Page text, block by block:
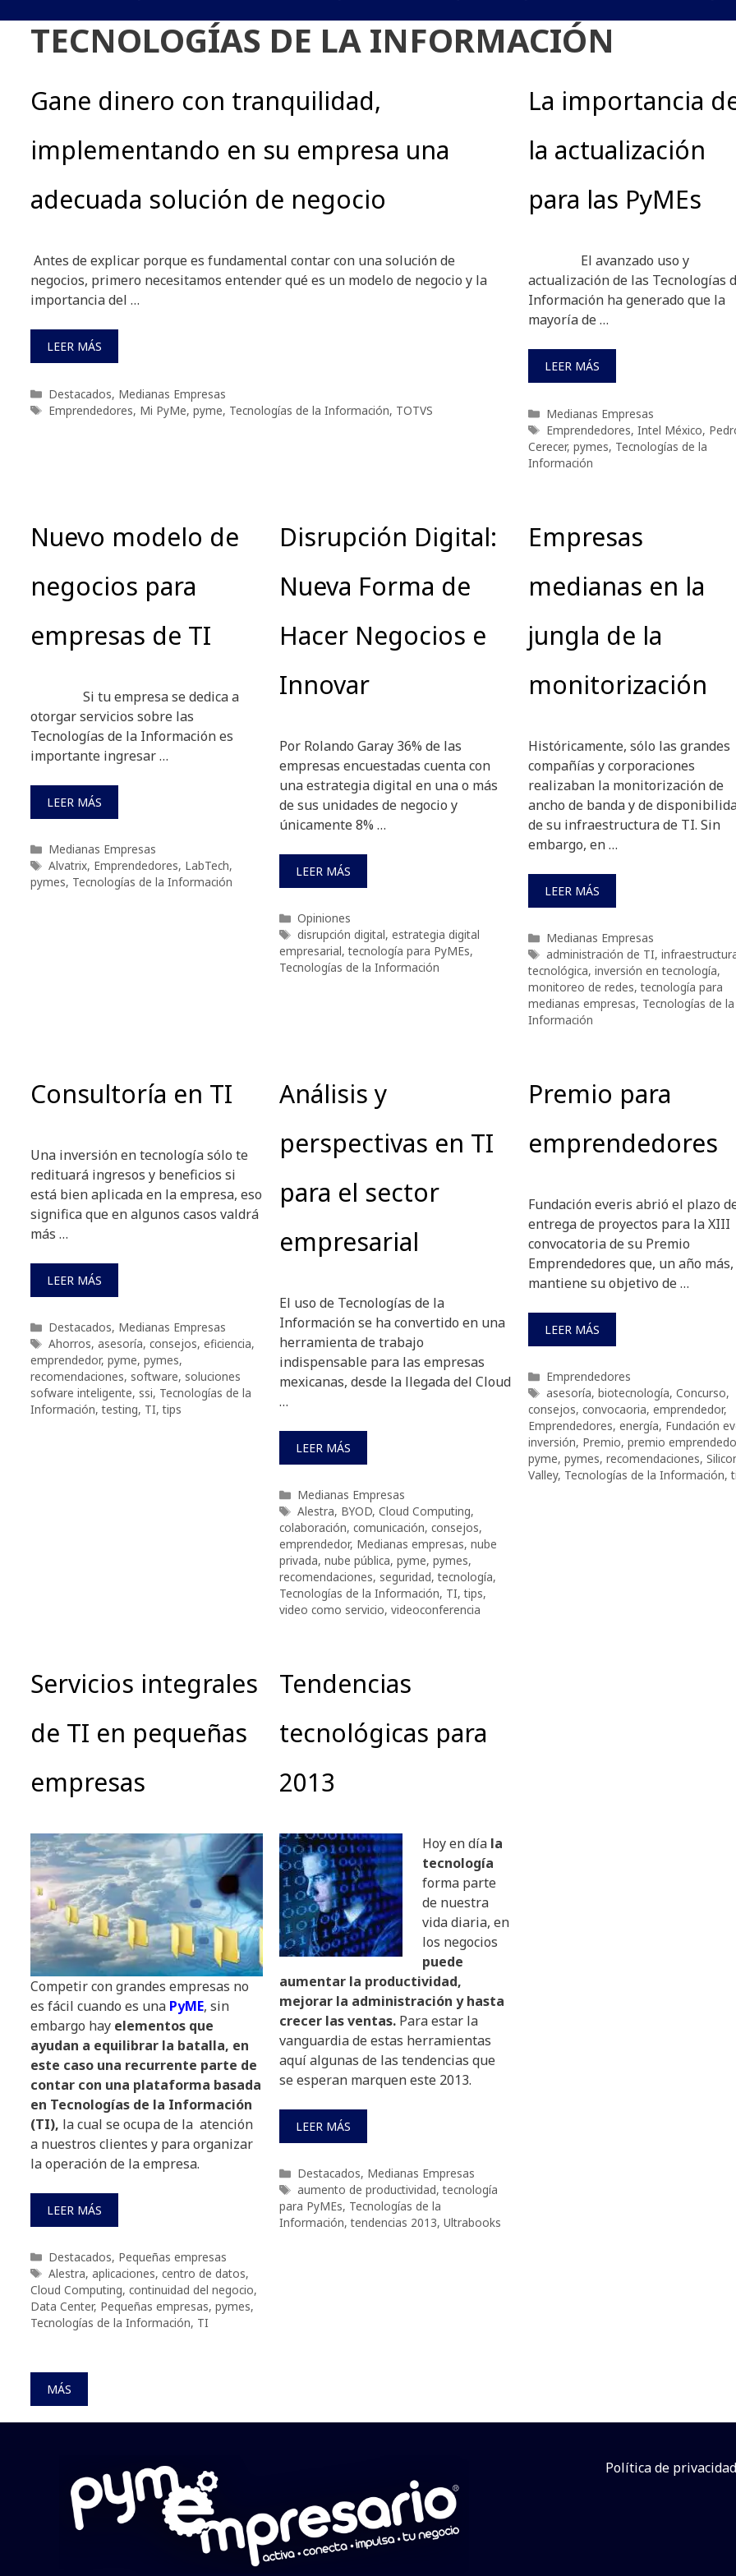
TECNOLOGÍAS DE LA INFORMACIÓN
Gane dinero con tranquilidad,
implementando en su empresa una
adecuada solución de negocio
Antes de explicar porque es fundamental contar con una solución de
negocios, primero necesitamos entender qué es un modelo de negocio y la
importancia del …
LEER MÁS
Categorías
Destacados, Medianas Empresas
Etiquetas
Emprendedores, Mi PyMe, pyme, Tecnologías de la Información, TOTVS
La importancia
la actualización
para las PyMEs
El avanzado uso y
actualización de las Tecnologías
Información ha generado que la
mayoría de …
LEER MÁS
Categorías
Medianas Empresas
Etiquetas
Emprendedores, Intel México,
Cerecer, pymes, Tecnologías de la
Información
Nuevo modelo de
negocios para
empresas de TI
Si tu empresa se dedica a
otorgar servicios sobre las
Tecnologías de la Información es
importante ingresar …
LEER MÁS
Categorías
Medianas Empresas
Etiquetas
Alvatrix, Emprendedores, LabTech,
pymes, Tecnologías de la Información
Disrupción Digital:
Nueva Forma de
Hacer Negocios e
Innovar
Por Rolando Garay 36% de las
empresas encuestadas cuenta con
una estrategia digital en una o más
de sus unidades de negocio y
únicamente 8% …
LEER MÁS
Categorías
Opiniones
Etiquetas
disrupción digital, estrategia digital
empresarial,tecnología para PyMEs,
Tecnologías de la Información
Empresas
medianas en la
jungla de la
monitorización
Históricamente, sólo las grandes
compañías y corporaciones
realizaban la monitorización de
ancho de banda y de
de su infraestructura de TI. Sin
embargo, en …
LEER MÁS
Categorías
Medianas Empresas
Etiquetas
administración de TI,
tecnológica, inversión en tecnología,
monitoreo de redes,tecnología para
medianas empresas, Tecnologías de la
Información
Consultoría en TI
Una inversión en tecnología sólo te
redituará ingresos y beneficios si
está bien aplicada en la empresa, eso
significa que en algunos casos valdrá
más …
LEER MÁS
Categorías
Destacados, Medianas Empresas
Etiquetas
Ahorros, asesoría, consejos, eficiencia,
emprendedor, pyme, pymes,
recomendaciones, software, soluciones
sofware inteligente, ssi, Tecnologías de la
Información,testing, TI,tips
Análisis y
perspectivas en TI
para el sector
empresarial
El uso de Tecnologías de la
Información se ha convertido en una
herramienta de trabajo
indispensable para las empresas
mexicanas, desde la llegada del Cloud
…
LEER MÁS
Categorías
Medianas Empresas
Etiquetas
Alestra, BYOD, Cloud Computing,
colaboración, comunicación, consejos,
emprendedor, Medianas empresas, nube
privada, nube pública, pyme, pymes,
recomendaciones, seguridad,tecnología,
Tecnologías de la Información, TI,tips,
video como servicio, videoconferencia
Premio para
emprendedores
Fundación everis abrió el plazo
entrega de proyectos para la XIII
convocatoria de su Premio
Emprendedores que, un año más,
mantiene su objetivo de …
LEER MÁS
Categorías
Emprendedores
Etiquetas
asesoría, biotecnología, Concurso,
consejos, convocaoria, emprendedor,
Emprendedores, energía, Fundación
inversión, Premio, premio
pyme, pymes, recomendaciones,
Valley, Tecnologías de la Información,
Servicios integrales
de TI en pequeñas
empresas
Competir con grandes empresas no
es fácil cuando es una PyME, sin
embargo hay elementos que
ayudan a equilibrar la batalla, en
este caso una recurrente parte de
contar con una plataforma basada
en Tecnologías de la Información
(TI), la cual se ocupa de la atención
a nuestros clientes y para organizar
la operación de la empresa.
LEER MÁS
Categorías
Destacados, Pequeñas empresas
Etiquetas
Alestra, aplicaciones, centro de datos,
Cloud Computing, continuidad del negocio,
Data Center, Pequeñas empresas, pymes,
Tecnologías de la Información, TI
Tendencias
tecnológicas para
2013
Hoy en día la
tecnología
forma parte
de nuestra
vida diaria, en
los negocios
puede
aumentar la productividad,
mejorar la administración y hasta
crecer las ventas. Para estar la
vanguardia de estas herramientas
aquí algunas de las tendencias que
se esperan marquen este 2013.
LEER MÁS
Categorías
Destacados, Medianas Empresas
Etiquetas
aumento de productividad,tecnología
para PyMEs, Tecnologías de la
Información,tendencias 2013, Ultrabooks
MÁS
Política de privacidad